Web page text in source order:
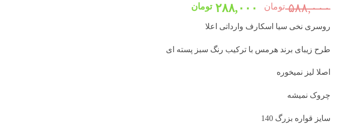
۵۸۸,۰۰۰ تومان
قیمت
اصلی:
۵۸۸,۰۰۰ تومان
بود.
۲۸۸,۰۰۰ تومان
روسری نخی سیا اسکارف وارداتی اعلا
طرح زیبای برند هرمس با ترکیب رنگ سبز پسته ای
اصلا لیز نمیخوره
چروک نمیشه
سایز قواره بزرگ 140